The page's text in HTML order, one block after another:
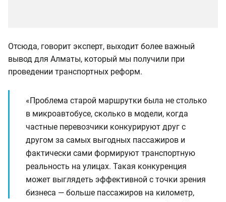
Отсюда, говорит эксперт, выходит более важный
вывод для Алматы, который мы получили при
проведении транспортных реформ.
«Проблема старой маршрутки была не столько
в микроавтобусе, сколько в модели, когда
частные перевозчики конкурируют друг с
другом за самых выгодных пассажиров и
фактически сами формируют транспортную
реальность на улицах. Такая конкуренция
может выглядеть эффективной с точки зрения
бизнеса — больше пассажиров на километр,